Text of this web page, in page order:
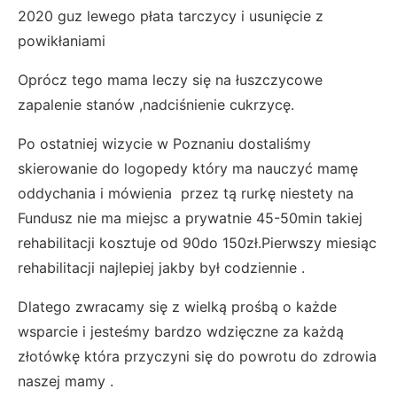
2020 guz lewego płata tarczycy i usunięcie z
powikłaniami
Oprócz tego mama leczy się na łuszczycowe
zapalenie stanów ,nadciśnienie cukrzycę.
Po ostatniej wizycie w Poznaniu dostaliśmy
skierowanie do logopedy który ma nauczyć mamę
oddychania i mówienia przez tą rurkę niestety na
Fundusz nie ma miejsc a prywatnie 45-50min takiej
rehabilitacji kosztuje od 90do 150zł.Pierwszy miesiąc
rehabilitacji najlepiej jakby był codziennie .
Dlatego zwracamy się z wielką prośbą o każde
wsparcie i jesteśmy bardzo wdzięczne za każdą
złotówkę która przyczyni się do powrotu do zdrowia
naszej mamy .